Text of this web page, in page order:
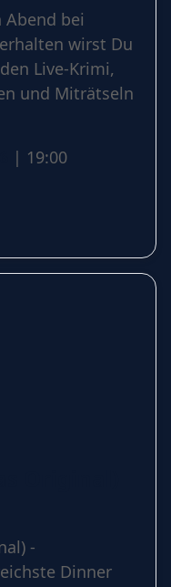
Abend bei
wirst Du
Live-Krimi,
und Miträtseln
| 19:00
-
Dinner